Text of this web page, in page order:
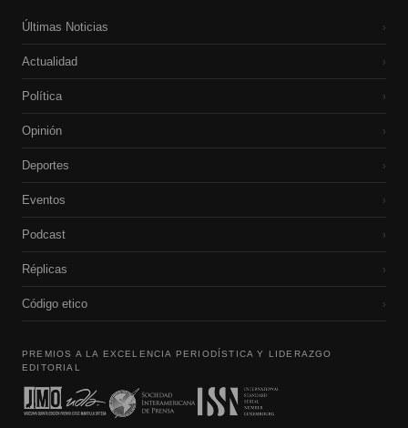
Últimas Noticias ›
Actualidad ›
Política ›
Opinión ›
Deportes ›
Eventos ›
Podcast ›
Réplicas ›
Código etico ›
PREMIOS A LA EXCELENCIA PERIODÍSTICA Y LIDERAZGO
EDITORIAL